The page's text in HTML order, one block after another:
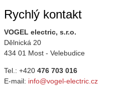
Rychlý kontakt
VOGEL electric, s.r.o.
Dělnická 20
434 01 Most - Velebudice
Tel.: +420 476 703 016
E-mail: info@vogel-electric.cz